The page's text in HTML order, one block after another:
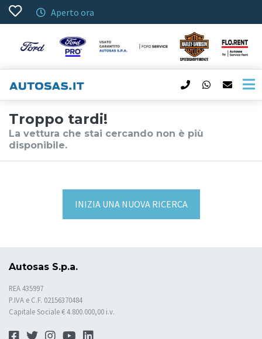
Aperto ora
Troppo tardi!
La vettura che stai cercando non è più
disponibile.
INIZIA UNA NUOVA RICERCA
Autosas S.p.a.
REA 435997
P.IVA e C.F. 02156370484
Capitale Sociale € 4.800.000,00 i.v.